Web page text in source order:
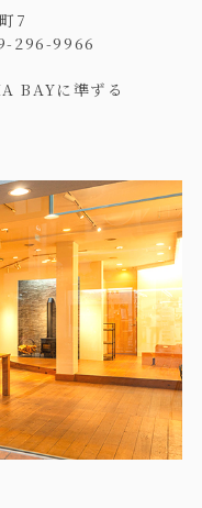
7
296-9966
BAYに準ずる